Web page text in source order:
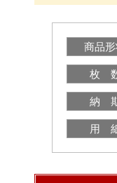
商品
枚
納
用